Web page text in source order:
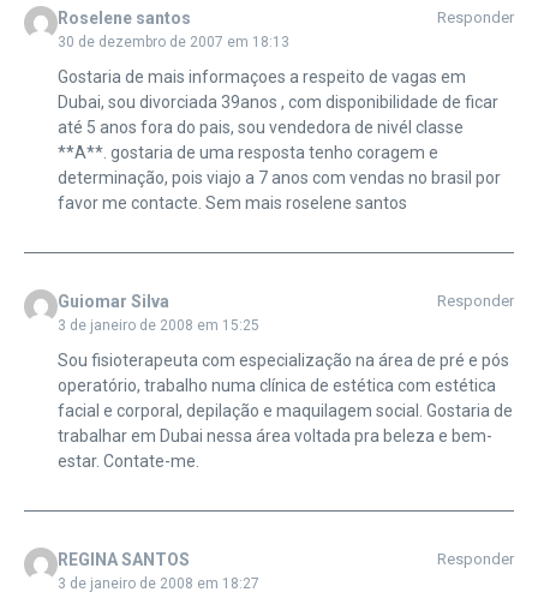
Roselene santos
30 de dezembro de 2007 em 18:13
Responder
Gostaria de mais informaçoes a respeito de vagas em
Dubai, sou divorciada 39anos , com disponibilidade de ficar
até 5 anos fora do pais, sou vendedora de nivél classe
**A**. gostaria de uma resposta tenho coragem e
determinação, pois viajo a 7 anos com vendas no brasil por
favor me contacte. Sem mais roselene santos
Guiomar Silva
3 de janeiro de 2008 em 15:25
Responder
Sou fisioterapeuta com especialização na área de pré e pós
operatório, trabalho numa clínica de estética com estética
facial e corporal, depilação e maquilagem social. Gostaria de
trabalhar em Dubai nessa área voltada pra beleza e bem-
estar. Contate-me.
REGINA SANTOS
3 de janeiro de 2008 em 18:27
Responder